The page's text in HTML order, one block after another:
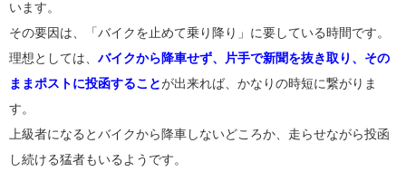
います。
その要因は、「バイクを止めて乗り降り」に要している時間です。
理想としては、 バイクから降車せず、片手で新聞を抜き取り、その
ままポストに投函することが出来れば、かなりの時短に繋がりま
す。
上級者になるとバイクから降車しないどころか、走らせながら投函
し続ける猛者もいるようです。